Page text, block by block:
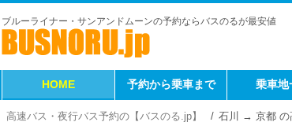
ブルーライナー・サンアンドムーンの予約ならバスのるが最安値
HOME 予約から乗車まで 乗車地
高速バス・夜行バス予約の【バスのる.jp】 石川 → 京都 の